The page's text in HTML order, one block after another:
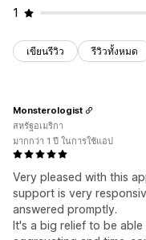
1
เขียนรีวิว รีวิวทั้งหมด
Very pleased with this
support is very
answered promptly.
It's a big relief to be
Monsterologist
สหรัฐอเมริกา
มากกว่า 1 ปี ในการใช้แอป